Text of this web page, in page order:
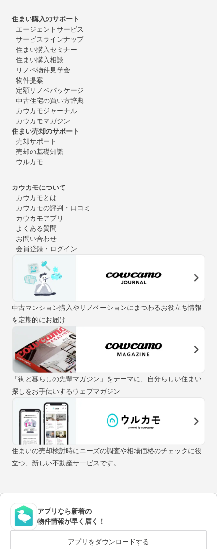
住まい購入のサポート
エージェントサービス
サービスラインナップ
住まい購入セミナー
住まい購入相談
リノベ物件見学会
物件提案
定額リノベパッケージ
中古住宅の買い方辞典
カウカモジャーナル
カウカモマガジン
住まい売却のサポート
売却サポート
売却の基礎知識
ウルカモ
カウカモについて
カウカモとは
カウカモの評判・口コミ
カウカモアプリ
よくある質問
お問い合わせ
会員登録・ログイン
中古マンション購入やリノベーションにまつわるお役立ち情報
を定期的にお届け
「街と暮らしの先輩マガジン」をテーマに、自分らしい住まい
探しをお手伝いするウェブマガジン
住まいの売却検討時にニーズの調査や相場価格のチェックに役
立つ、新しい不動産サービスです。
アプリなら新着の
物件情報が早く届く！
アプリをダウンロードする